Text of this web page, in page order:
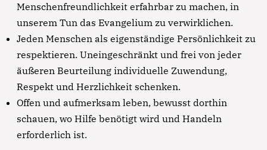
Menschenfreundlichkeit erfahrbar zu machen, in
unserem Tun das Evangelium zu verwirklichen.
Jeden Menschen als eigenständige Persönlichkeit zu
respektieren. Uneingeschränkt und frei von jeder
äußeren Beurteilung individuelle Zuwendung,
Respekt und Herzlichkeit schenken.
Offen und aufmerksam leben, bewusst dorthin
schauen, wo Hilfe benötigt wird und Handeln
erforderlich ist.